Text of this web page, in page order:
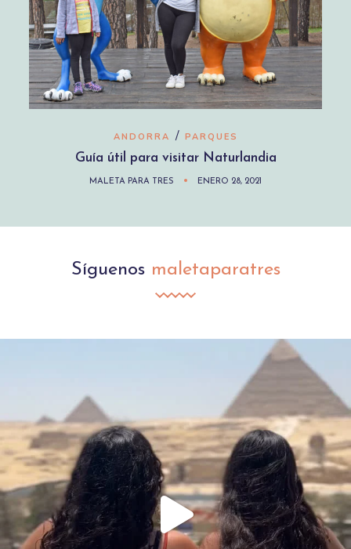
ANDORRA / PARQUES
Guía útil para visitar Naturlandia
MALETA PARA TRES ENERO 28, 2021
Síguenos maletaparatres